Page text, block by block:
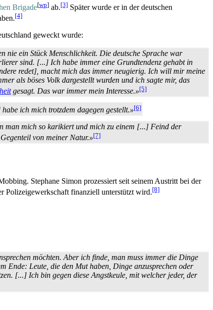
Brigade[wp] ab.[3] Später wurde er in der deutschen
[4]
geweckt wurde:
nie ein Stück Menschlichkeit. Die deutsche Sprache war
sind. [...] Ich habe immer eine Grundtendenz gehabt in
redet], macht mich das immer neugierig. Ich will mir meine
als böses Volk dargestellt wurden und ich sagte mir, das
gesagt. Das war immer mein Interesse.»[5]
ich mich trotzdem dagegen gestellt.»[6]
man mich so karikiert und mich zu einem [...] Feind der
von meiner Natur.»[7]
Stephane Simon prozessiert seit seinem Austritt bei der
Polizeigewerkschaft finanziell unterstützt wird.[8]
möchten. Aber ich finde, man muss immer die Dinge
Ende: Leute, die den Mut haben, Dinge anzusprechen oder
[...] Ich bin gegen diese Angstkeule, mit welcher jeder, der